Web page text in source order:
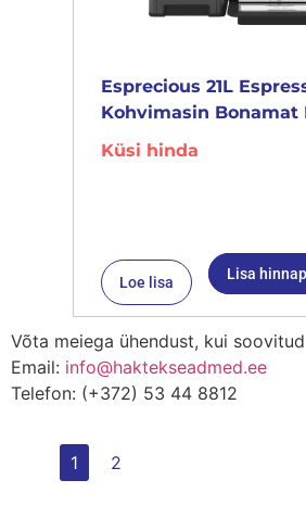
Esprecious 21L
Kohvimasin Bonamat
Küsi hinda
Loe lisa Lisa
Võta meiega ühendust, kui
Email: info@haktekseadmed.ee
Telefon: (+372) 53 44 8812
1 2